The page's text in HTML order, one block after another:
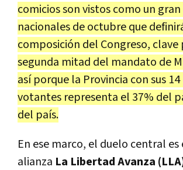
comicios son vistos como un
nacionales de octubre que
composición del Congreso, clave
segunda mitad del mandato de
así porque la Provincia con sus
votantes representa el 37% del
del país.
En ese marco, el duelo central
alianza La Libertad Avanza